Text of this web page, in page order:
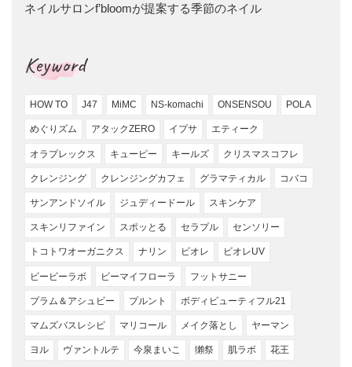
ネイルサロンf’bloomが提案する季節のネイル
Keyword
HOW TO J47 MiMC NS-komachi ONSENSOU POLA
めぐりズム アタックZERO イプサ エティーク
オラプレックス キューピー キールズ クリスマスコフレ
クレンジング クレンジングカフェ グラマティカル コバコ
サンアンドソイル ジュディードール スキンケア
スキンリファイン スポッとる セラプル センソリー
トコトワオーガニクス ナリン ビオレ ビオレUV
ビービーラボ ビーマイフローラ フットサニー
プラム＆アシュビー プルント ボディビューティフル21
マムズバスレシピ マリコール メイク落とし ヤーマン
ヨル ヴァントルテ 今泉まいこ 獺祭 肌ラボ 花王